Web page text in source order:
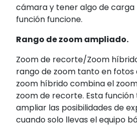
cámara y tener algo de carga
función funcione.
Rango de zoom ampliado.
Zoom de recorte/Zoom
rango de zoom tanto en fotos
zoom híbrido combina el
zoom de recorte. Esta
ampliar las posibilidades de
cuando solo llevas el equipo